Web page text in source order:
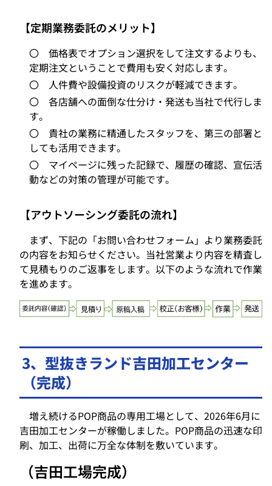
【定期業務委託のメリット】
〇 価格表でオプション選択をして注文するよりも、
定期注文ということで費用も安く対応します。
〇 人件費や設備投資のリスクが軽減できます。
〇 各店舗への面倒な仕分け・発送も当社で代行しま
す。
〇 貴社の業務に精通したスタッフを、第三の部署と
しても活用できます。
〇 マイページに残った記録で、履歴の確認、宣伝活
動などの対策の管理が可能です。
【アウトソーシング委託の流れ】
まず、下記の「お問い合わせフォーム」より業務委託
の内容をお知らせください。当社営業より内容を精査し
て見積もりのご返事をします。以下のような流れで作業
を進めます。
3、型抜きランド吉田加工センター
（完成）
増え続けるPOP商品の専用工場として、2026年6月に
吉田加工センターが稼働しました。POP商品の迅速な印
刷、加工、出荷に万全な体制を敷いています。
（吉田工場完成）